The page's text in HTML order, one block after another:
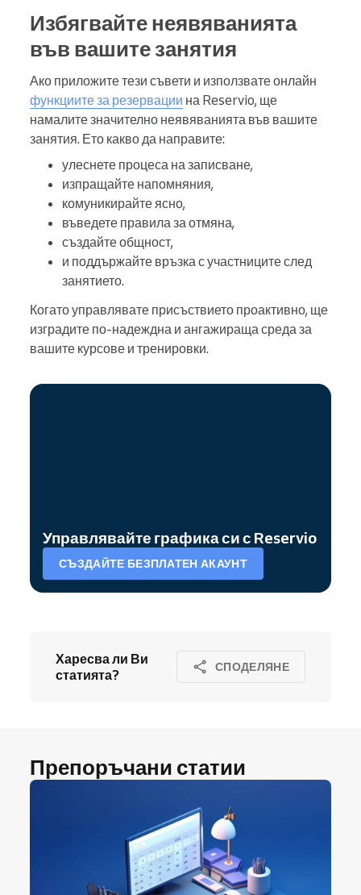
Избягвайте неявяванията
във вашите занятия
Ако приложите тези съвети и използвате онлайн
функциите за резервации на Reservio, ще
намалите значително неявяванията във вашите
занятия. Ето какво да направите:
улеснете процеса на записване,
изпращайте напомняния,
комуникирайте ясно,
въведете правила за отмяна,
създайте общност,
и поддържайте връзка с участниците след
занятието.
Когато управлявате присъствието проактивно, ще
изградите по-надеждна и ангажираща среда за
вашите курсове и тренировки.
Управлявайте графика си с Reservio
СЪЗДАЙТЕ БЕЗПЛАТЕН АКАУНТ
Харесва ли Ви
статията?
СПОДЕЛЯНЕ
Препоръчани статии